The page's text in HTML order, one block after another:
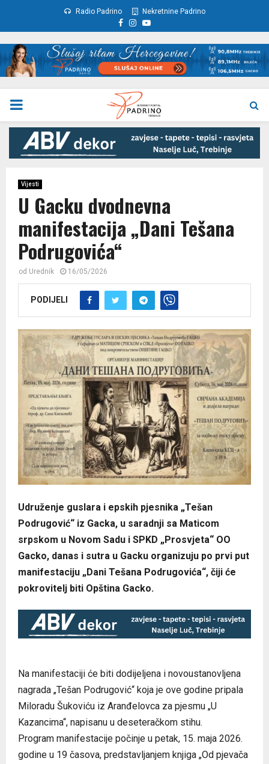
Radio Padrino Nekretnine Padrino
Facebook
Instagram
Youtube
PRIMARY
MENU
Vijesti
U Gacku dvodnevna
manifestacija „Dani Tešana
Podrugovića“
od Urednik 16/05/2026
PODIJELI
Udruženje guslara i epskih pjesnika „Tešan
Podrugović“ iz Gacka, u saradnji sa Maticom
srpskom u Novom Sadu i SPKD „Prosvjeta“ OO
Gacko, danas i sutra u Gacku organizuju po prvi put
manifestaciju „Dani Tešana Podrugovića“, čiji će
pokrovitelj biti Opština Gacko.
Na manifestaciji će biti dodijeljena i novoustanovljena
nagrada „Tešan Podrugović“ koja je ove godine pripala
Miloradu Šukoviću iz Aranđelovca za pjesmu „U
Kazancima“, napisanu u deseteračkom stihu.
Program manifestacije počinje u petak, 15. maja 2026.
godine u 19 časova, predstavljanjem knjiga „Od pjevača